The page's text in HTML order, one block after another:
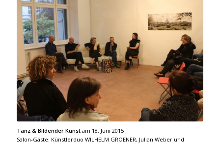
Tanz & Bildender Kunstam 18. Juni 2015
Salon-Gäste: Künstlerduo WILHELM GROENER, Julian Weber und